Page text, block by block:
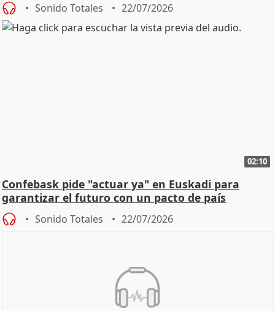
Sonido Totales 22/07/2026
02:10
Confebask pide "actuar ya" en Euskadi para
garantizar el futuro con un pacto de país
Sonido Totales 22/07/2026